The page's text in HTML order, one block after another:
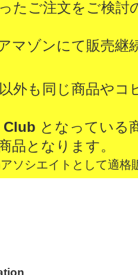
たご注文をご検討
マゾンにて販売継
外も同じ商品やコ
Club となっている
品となります。
ソシエイトとして適格